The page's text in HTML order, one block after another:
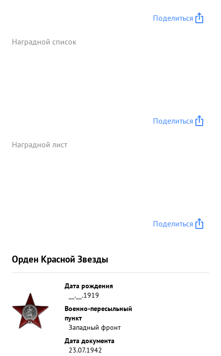
Поделиться
Наградной список
Поделиться
Наградной лист
Поделиться
Орден Красной Звезды
Дата рождения
__.__.1919
Военно-пересыльный
пункт
Западный фронт
Дата документа
23.07.1942